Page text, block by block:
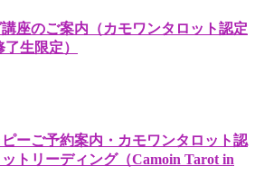
座のご案内（カモワンタロット認定
生限定）
ピーご予約案内・カモワンタロット認
トリーディング（Camoin Tarot in